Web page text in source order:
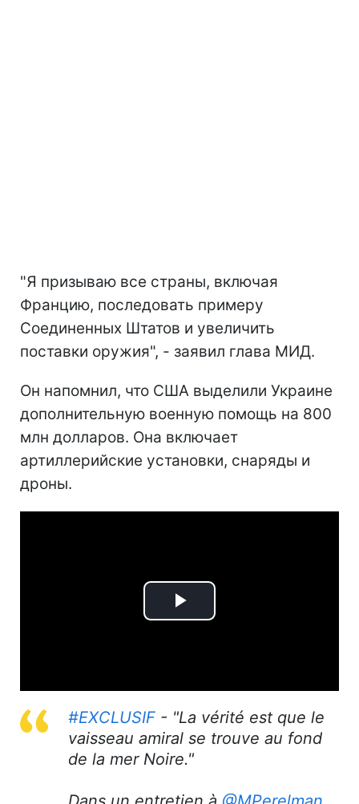
"Я призываю все страны, включая
Францию, последовать примеру
Соединенных Штатов и увеличить
поставки оружия", - заявил глава МИД.
Он напомнил, что США выделили Украине
дополнительную военную помощь на 800
млн долларов. Она включает
артиллерийские установки, снаряды и
дроны.
Play
#EXCLUSIF - "La vérité est que le
vaisseau amiral se trouve au fond
de la mer Noire."